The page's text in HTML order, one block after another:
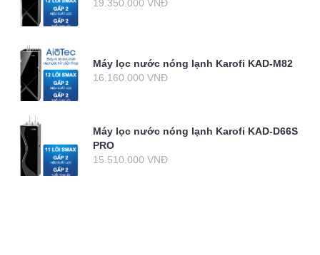
19.350.000 VNĐ
Máy lọc nước nóng lạnh Karofi KAD-M82
16.160.000 VNĐ
Máy lọc nước nóng lạnh Karofi KAD-D66S
PRO
15.510.000 VNĐ